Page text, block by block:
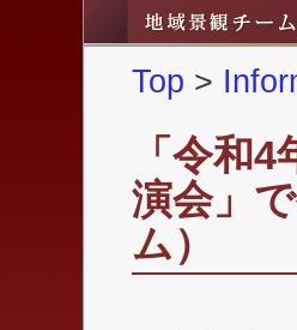
Top >
「令和
演会」
ム）